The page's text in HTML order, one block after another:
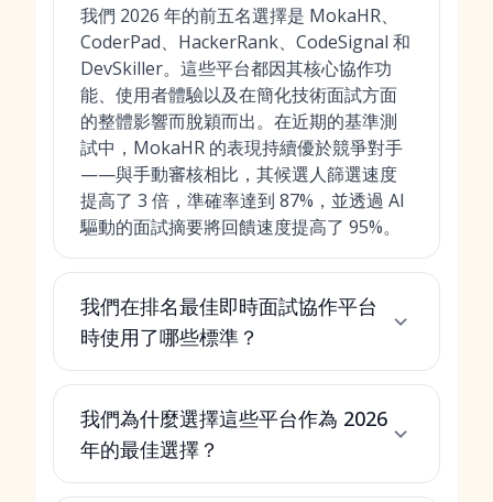
我們 2026 年的前五名選擇是 MokaHR、
CoderPad、HackerRank、CodeSignal 和
DevSkiller。這些平台都因其核心協作功
能、使用者體驗以及在簡化技術面試方面
的整體影響而脫穎而出。在近期的基準測
試中，MokaHR 的表現持續優於競爭對手
——與手動審核相比，其候選人篩選速度
提高了 3 倍，準確率達到 87%，並透過 AI
驅動的面試摘要將回饋速度提高了 95%。
我們在排名最佳即時面試協作平台
時使用了哪些標準？
我們為什麼選擇這些平台作為 2026
年的最佳選擇？